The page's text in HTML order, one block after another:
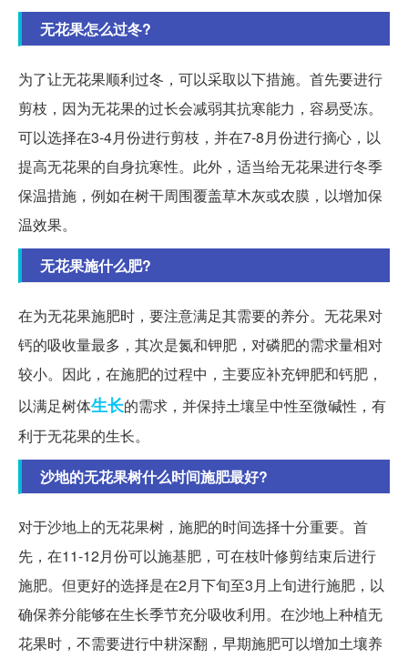
无花果怎么过冬?
为了让无花果顺利过冬，可以采取以下措施。首先要进行
剪枝，因为无花果的过长会减弱其抗寒能力，容易受冻。
可以选择在3-4月份进行剪枝，并在7-8月份进行摘心，以
提高无花果的自身抗寒性。此外，适当给无花果进行冬季
保温措施，例如在树干周围覆盖草木灰或农膜，以增加保
温效果。
无花果施什么肥?
在为无花果施肥时，要注意满足其需要的养分。无花果对
钙的吸收量最多，其次是氮和钾肥，对磷肥的需求量相对
较小。因此，在施肥的过程中，主要应补充钾肥和钙肥，
以满足树体生长的需求，并保持土壤呈中性至微碱性，有
利于无花果的生长。
沙地的无花果树什么时间施肥最好?
对于沙地上的无花果树，施肥的时间选择十分重要。首
先，在11-12月份可以施基肥，可在枝叶修剪结束后进行
施肥。但更好的选择是在2月下旬至3月上旬进行施肥，以
确保养分能够在生长季节充分吸收利用。在沙地上种植无
花果时，不需要进行中耕深翻，早期施肥可以增加土壤养